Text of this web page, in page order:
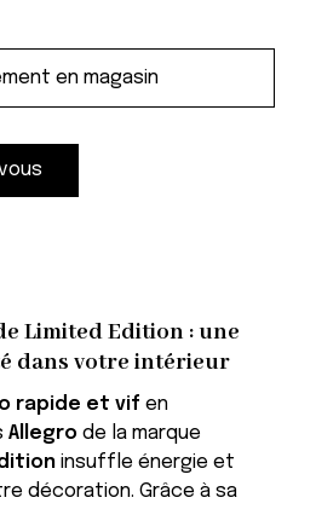
Limited Edition : une
dans votre intérieur
rapide et vif en
Allegro de la marque
insuffle énergie et
décoration. Grâce à sa